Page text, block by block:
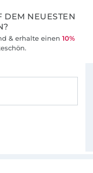
DEM NEUESTEN
& erhalte einen 10%